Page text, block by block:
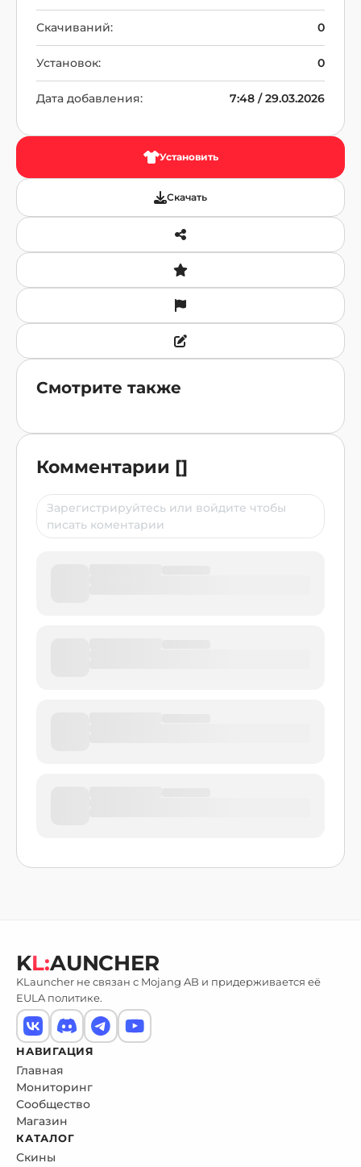
Скачиваний: 0
Установок: 0
Дата добавления: 7:48 / 29.03.2026
Установить
Скачать
Смотрите также
Комментарии []
KL:AUNCHER
KLauncher не связан с Mojang AB и придерживается её
EULA политике.
НАВИГАЦИЯ
Главная
Мониторинг
Сообщество
Магазин
КАТАЛОГ
Скины